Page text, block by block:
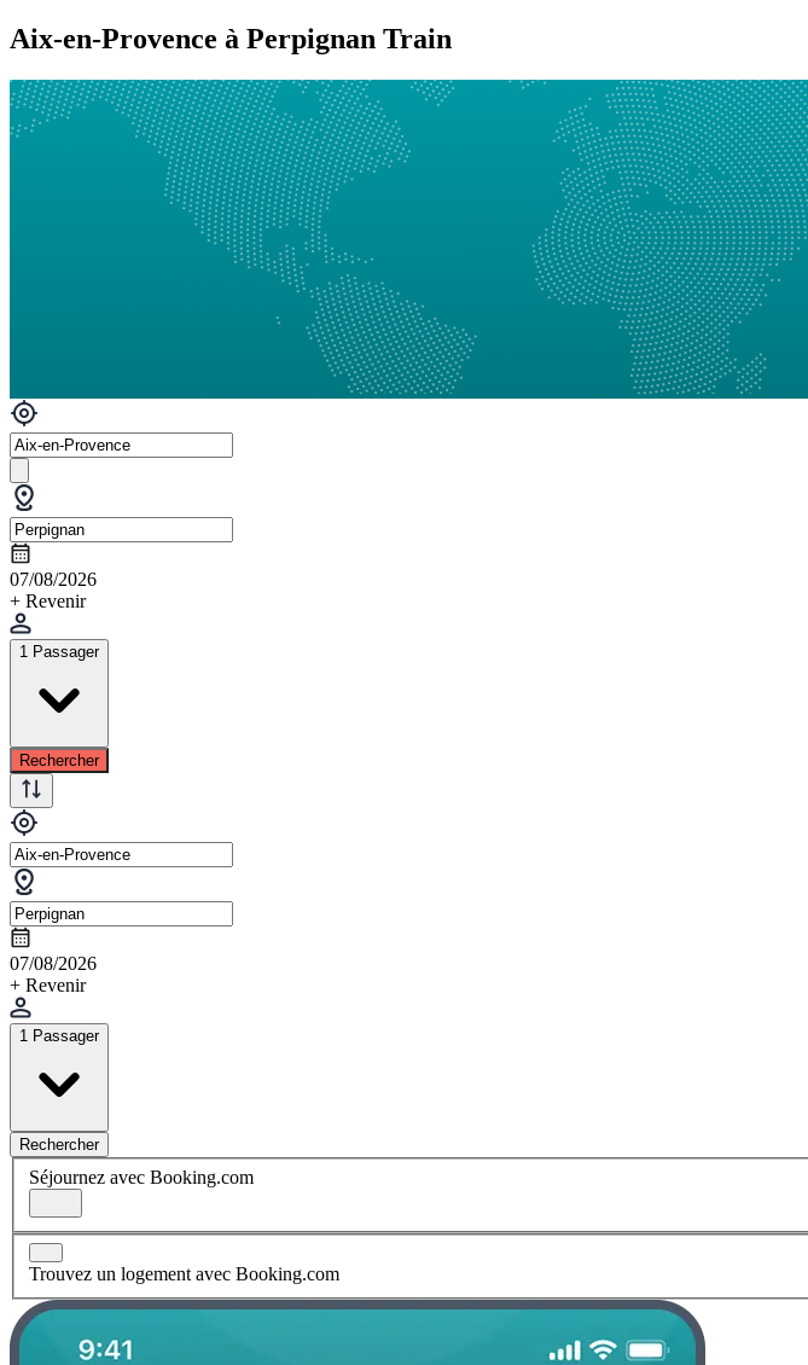
Aix-en-Provence à Perpignan Train
07/08/2026
+ Revenir
1 Passager
Rechercher
07/08/2026
+ Revenir
1 Passager
Rechercher
Séjournez avec Booking.com
Trouvez un logement avec Booking.com